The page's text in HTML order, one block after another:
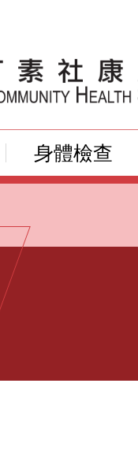
身體檢查